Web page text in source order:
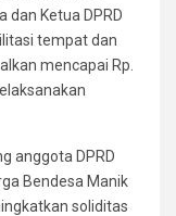
dan Ketua DPRD
tempat dan
mencapai Rp.
anggota DPRD
Bendesa Manik
soliditas